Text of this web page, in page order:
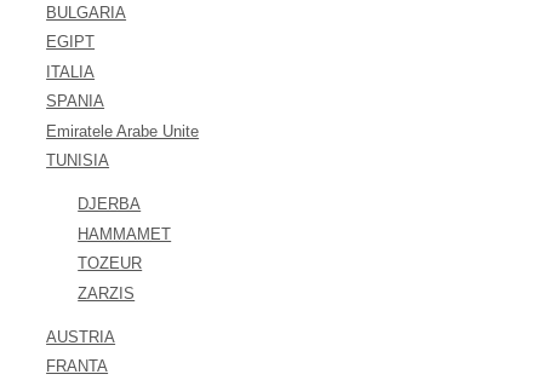
BULGARIA
EGIPT
ITALIA
SPANIA
Emiratele Arabe Unite
TUNISIA
DJERBA
HAMMAMET
TOZEUR
ZARZIS
AUSTRIA
FRANTA